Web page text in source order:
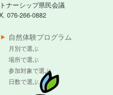
ナーシップ県民会議
076-266-0882
自然体験プログラム
月別で選ぶ
場所で選ぶ
参加対象で選ぶ
日数で選ぶ